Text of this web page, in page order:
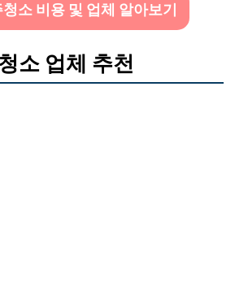
소 비용 및 업체 알아보기
소 업체 추천